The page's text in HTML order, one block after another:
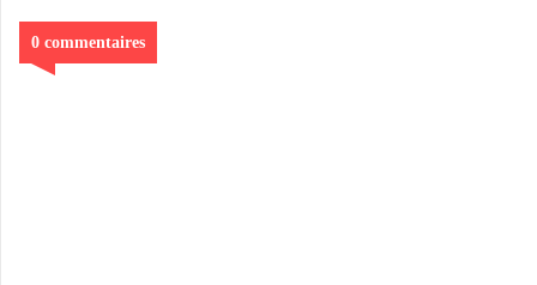
0 commentaires